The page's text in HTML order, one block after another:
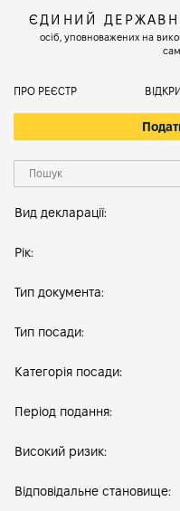
ЄДИНИЙ
осіб, уповноважених на
ПРО РЕЄСТР
Вид декларації:
Рік:
Тип документа:
Тип посади:
Категорія посади:
Період подання:
Високий ризик:
Відповідальне становище: